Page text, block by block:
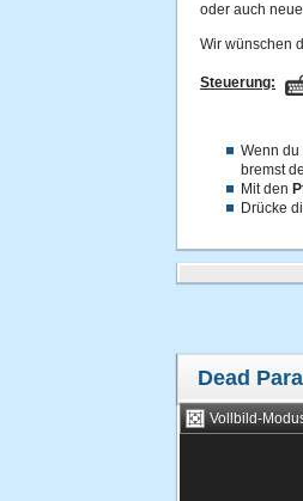
oder auch
Wir wünschen
Steuerung:
Wenn du
bremst
Mit den
Drücke
Dead
Vollbild-